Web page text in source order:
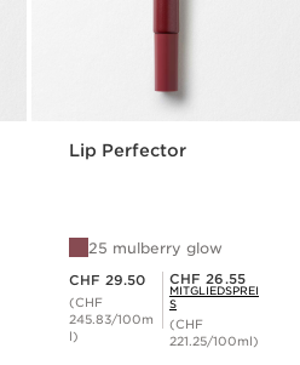
Lip Perfector
25 mulberry glow
CHF 29.50
(CHF
245.83/100m
l)
Mitgliederpreis CHF 26.55
CHF 26.55
MITGLIEDSPREI
S
(CHF
221.25/100ml)